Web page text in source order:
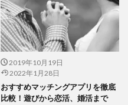
2019年10月19日
2022年1月28日
おすすめマッチングアプリを徹底
比較！遊びから恋活、婚活まで